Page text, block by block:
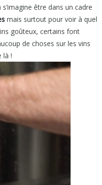
être dans un cadre
mais surtout pour voir à quel
goûteux, certains font
de choses sur les vins
là !